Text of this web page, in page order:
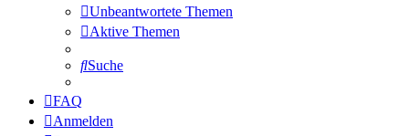
Unbeantwortete Themen
Aktive Themen
Suche
FAQ
Anmelden